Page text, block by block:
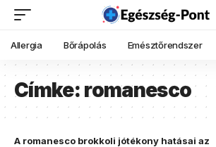
Allergia Bőrápolás Emésztőrendszer
Címke: romanesco
A romanesco brokkoli jótékony hatásai az